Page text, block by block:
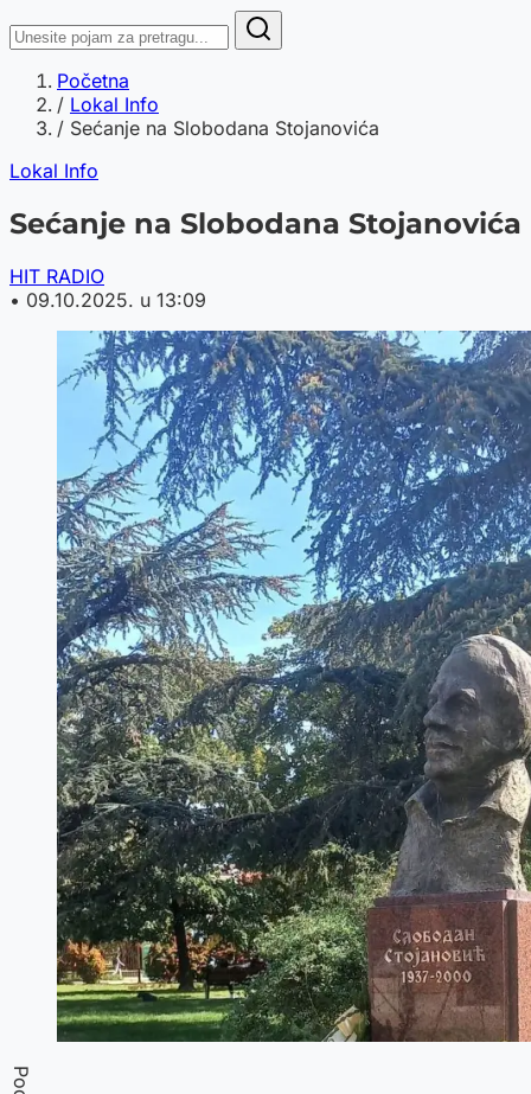
Početna
/ Lokal Info
/ Sećanje na Slobodana Stojanovića
Lokal Info
Sećanje na Slobodana Stojanovića
HIT RADIO
• 09.10.2025. u 13:09